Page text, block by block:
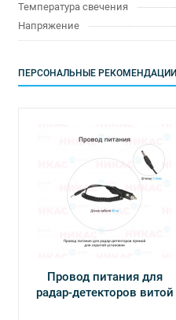
Температура свечения
Напряжение
ПЕРСОНАЛЬНЫЕ РЕКОМЕНДАЦИИ
Провод питания для
радар-детекторов витой